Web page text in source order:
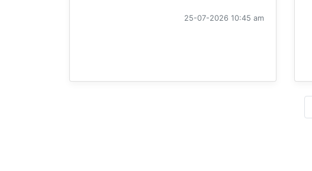
25-07-2026 10:45 am